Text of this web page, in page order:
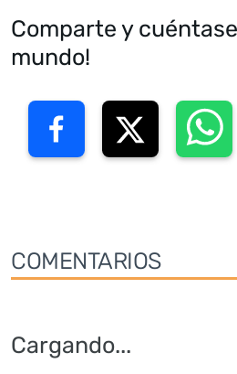
Comparte y
mundo!
COMENTARIOS
Cargando...